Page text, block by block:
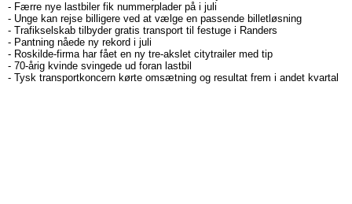
- Færre nye lastbiler fik nummerplader på i juli
- Unge kan rejse billigere ved at vælge en passende billetløsning
- Trafikselskab tilbyder gratis transport til festuge i Randers
- Pantning nåede ny rekord i juli
- Roskilde-firma har fået en ny tre-akslet citytrailer med tip
- 70-årig kvinde svingede ud foran lastbil
- Tysk transportkoncern kørte omsætning og resultat frem i andet kvartal